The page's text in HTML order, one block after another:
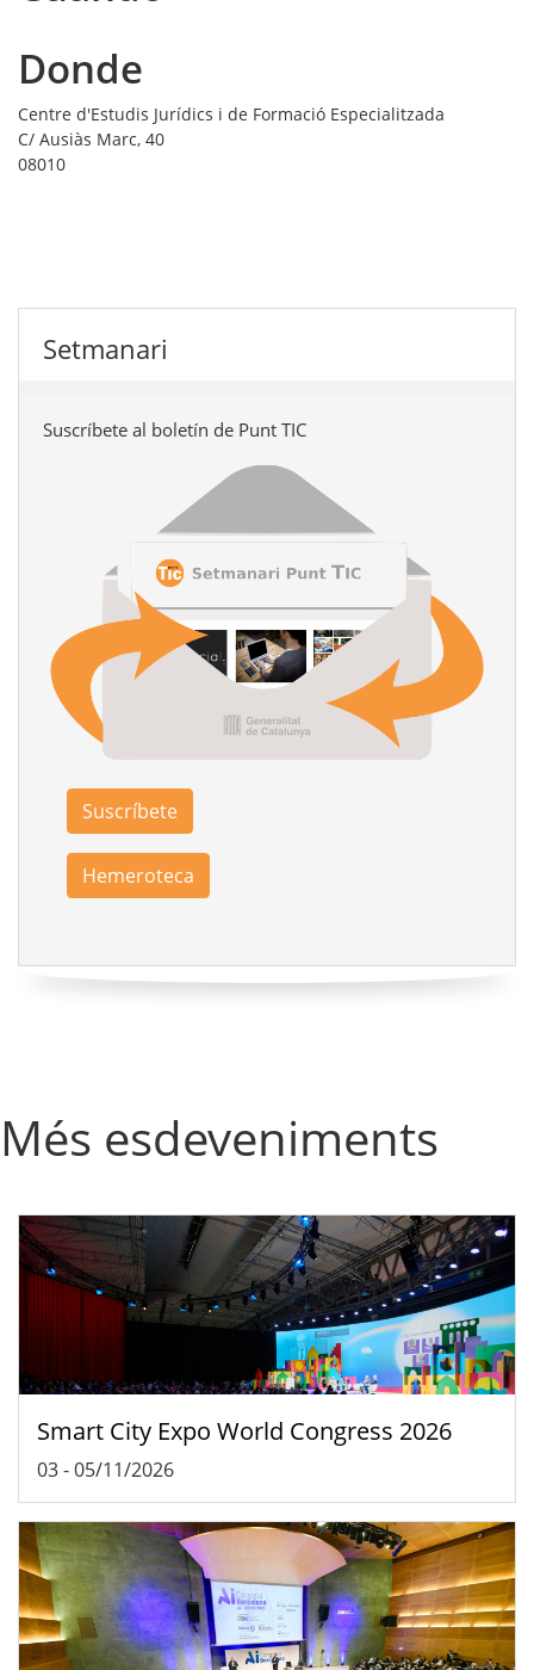
Donde
Centre d'Estudis Jurídics i de Formació Especialitzada
C/ Ausiàs Marc, 40
08010
Setmanari
Suscríbete al boletín de Punt TIC
Suscríbete
Hemeroteca
Més esdeveniments
Smart City Expo World Congress 2026
03-05/11/2026